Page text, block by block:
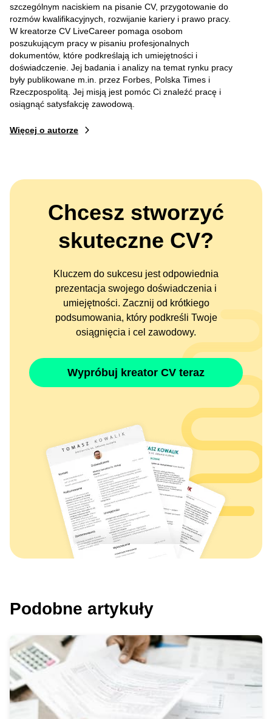
szczególnym naciskiem na pisanie CV, przygotowanie do
rozmów kwalifikacyjnych, rozwijanie kariery i prawo pracy.
W kreatorze CV LiveCareer pomaga osobom
poszukującym pracy w pisaniu profesjonalnych
dokumentów, które podkreślają ich umiejętności i
doświadczenie. Jej badania i analizy na temat rynku pracy
były publikowane m.in. przez Forbes, Polska Times i
Rzeczpospolitą. Jej misją jest pomóc Ci znaleźć pracę i
osiągnąć satysfakcję zawodową.
Więcej o autorze
Chcesz stworzyć
skuteczne CV?
Kluczem do sukcesu jest odpowiednia
prezentacja swojego doświadczenia i
umiejętności. Zacznij od krótkiego
podsumowania, który podkreśli Twoje
osiągnięcia i cel zawodowy.
Wypróbuj kreator CV teraz
Podobne artykuły